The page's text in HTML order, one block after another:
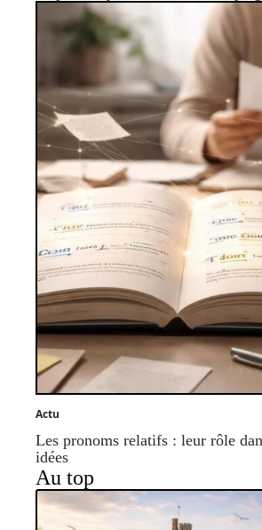
Actu
Les pronoms relatifs : leur rôle
idées
Au top